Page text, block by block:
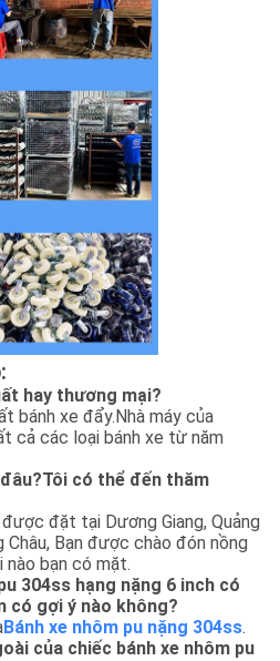
hay thương mại?
bánh xe đẩy.Nhà máy của
cả các loại bánh xe từ năm
có thể đến thăm
đặt tại Dương Giang, Quảng
Bạn được chào đón nồng
bạn có mặt.
304ss hạng nặng 6 inch có
có gợi ý nào không?
Bánh xe nhôm pu nặng 304ss.
của chiếc bánh xe nhôm pu